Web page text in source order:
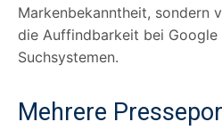
Markenbekanntheit, sondern
die Auffindbarkeit bei Google
Suchsystemen.
Mehrere